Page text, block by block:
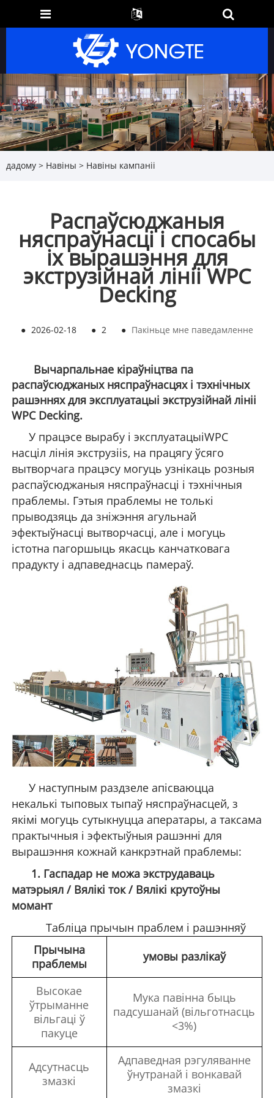
дадому > Навіны > Навіны кампаніі
Распаўсюджаныя
няспраўнасці і спосабы
іх вырашэння для
экструзійнай лініі WPC
Decking
● 2026-02-18 ● 2 ● Пакіньце мне паведамленне
Вычарпальнае кіраўніцтва па
распаўсюджаных няспраўнасцях і тэхнічных
рашэннях для эксплуатацыі экструзійнай лініі
WPC Decking.
У працэсе вырабу і эксплуатацыіWPC
насціл лінія экструзііs, на працягу ўсяго
вытворчага працэсу могуць узнікаць розныя
распаўсюджаныя няспраўнасці і тэхнічныя
праблемы. Гэтыя праблемы не толькі
прыводзяць да зніжэння агульнай
эфектыўнасці вытворчасці, але і могуць
істотна пагоршыць якасць канчатковага
прадукту і адпаведнасць памераў.
У наступным раздзеле апісваюцца
некалькі тыповых тыпаў няспраўнасцей, з
якімі могуць сутыкнуцца аператары, а таксама
практычныя і эфектыўныя рашэнні для
вырашэння кожнай канкрэтнай праблемы:
1. Гаспадар не можа экструдаваць
матэрыял / Вялікі ток / Вялікі крутоўны
момант
Табліца прычын праблем і рашэнняў
Прычына
праблемы
умовы разлікаў
Высокае
ўтрыманне
вільгаці ў
пакуце
Мука павінна быць
падсушанай (вільготнасць
<3%)
Адсутнасць
змазкі
Адпаведная рэгуляванне
ўнутранай і вонкавай
змазкі